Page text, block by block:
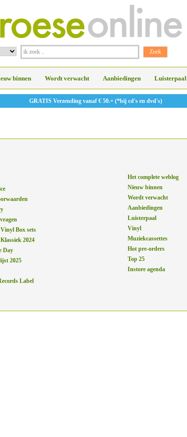
binnen Wordt verwacht Aanbiedingen Luisterpaal
GRATIS Verzending vanaf € 50.= (*bij cd's en dvd's)
Box sets
2024
Day
2025
Label
Het complete weblog
Nieuw binnen
Wordt verwacht
Aanbiedingen
Luisterpaal
Vinyl
Muziekcassettes
Hot pre-orders
Top 25
Instore agenda